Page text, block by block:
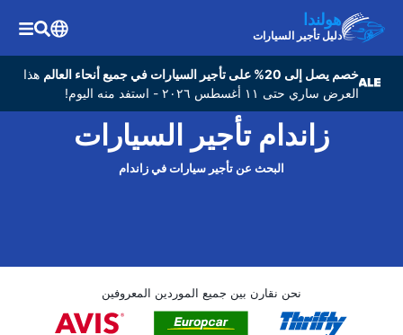
هولندا
دليل تأجير السيارات
خصم يصل إلى 20% على تأجير السيارات في جميع أنحاء العالم
هذا
العرض ساري حتى ١١ أغسطس ٢٠٢٦ - استفد منه اليوم!
زاندام تأجير السيارات
البحث عن تأجير سيارات في زاندام
نحن نقارن بين جميع الموردين المعروفين